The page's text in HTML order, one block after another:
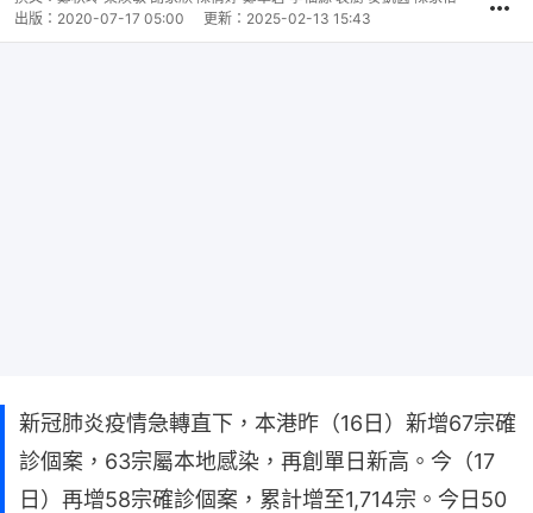
出版： 2020-07-17 05:00 更新： 2025-02-13 15:43
新冠肺炎疫情急轉直下，本港昨（16日）新增67宗確
診個案，63宗屬本地感染，再創單日新高。今（17
日）再增58宗確診個案，累計增至1,714宗。今日50